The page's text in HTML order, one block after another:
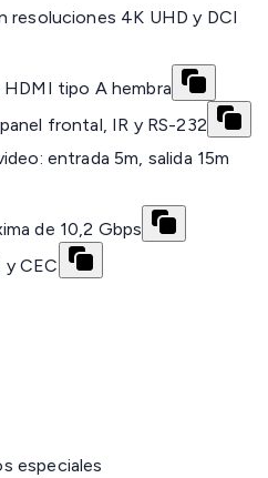
resoluciones 4K UHD y DCI
tipo A hembra
frontal, IR y RS-232
entrada 5m, salida 15m
de 10,2 Gbps
y CEC
especiales